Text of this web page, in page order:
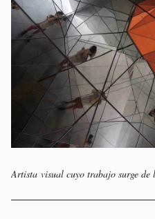
Artista visual cuyo trabajo surge de